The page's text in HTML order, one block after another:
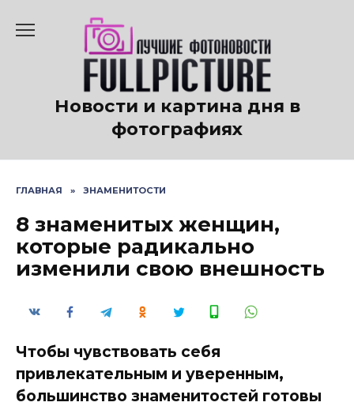
содержанию
Новости и картина дня в
фотографиях
ГЛАВНАЯ » ЗНАМЕНИТОСТИ
8 знаменитых женщин,
которые радикально
изменили свою внешность
Чтобы чувствовать себя
привлекательным и уверенным,
большинство знаменитостей готовы